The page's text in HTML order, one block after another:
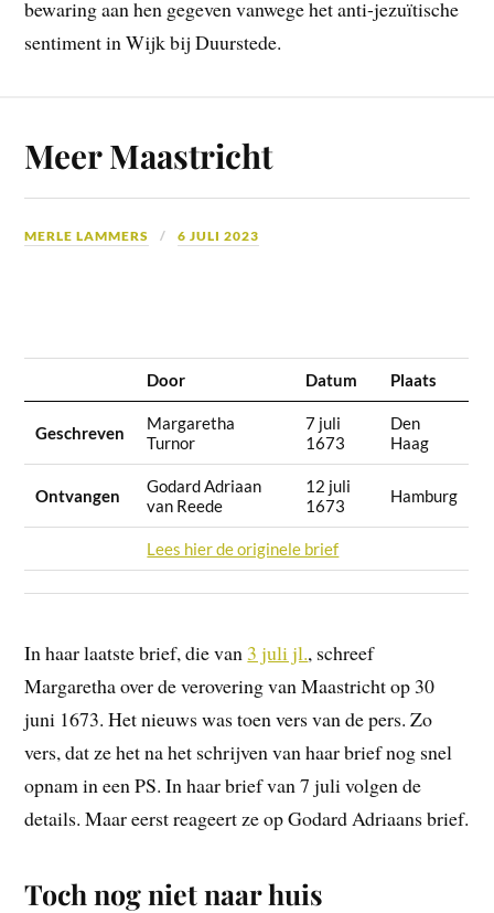
bewaring aan hen gegeven vanwege het anti-jezuïtische
sentiment in Wijk bij Duurstede.
Meer Maastricht
MERLE LAMMERS 6 JULI 2023
Door Datum Plaats
Geschreven
Margaretha
Turnor
7 juli
1673
Den
Haag
Ontvangen
Godard Adriaan
van Reede
12 juli
1673
Hamburg
Lees hier de originele brief
In haar laatste brief, die van 3 juli jl., schreef
Margaretha over de verovering van Maastricht op 30
juni 1673. Het nieuws was toen vers van de pers. Zo
vers, dat ze het na het schrijven van haar brief nog snel
opnam in een PS. In haar brief van 7 juli volgen de
details. Maar eerst reageert ze op Godard Adriaans brief.
Toch nog niet naar huis